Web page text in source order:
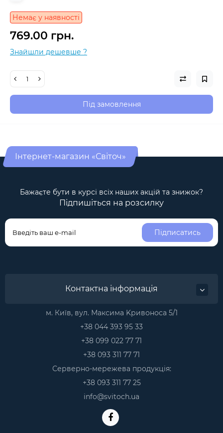
Немає у наявності
769.00 грн.
Знайшли дешевше ?
Під замовлення
Інтернет-магазин «Світоч»
Бажаєте бути в курсі всіх наших акцій та знижок?
Підпишіться на розсилку
Підписатись
Контактна інформація
м. Київ, вул. Максима Kривоноса 5/1
+38 044 393 95 33
+38 099 022 77 71
+38 093 311 77 71
Серверно-мережева продукція:
+38 093 311 77 25
info@svitoch.ua